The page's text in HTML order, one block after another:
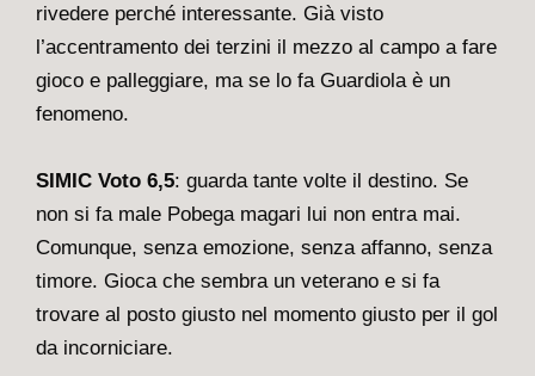
rivedere perché interessante. Già visto
l’accentramento dei terzini il mezzo al campo a fare
gioco e palleggiare, ma se lo fa Guardiola è un
fenomeno.
SIMIC Voto 6,5: guarda tante volte il destino. Se
non si fa male Pobega magari lui non entra mai.
Comunque, senza emozione, senza affanno, senza
timore. Gioca che sembra un veterano e si fa
trovare al posto giusto nel momento giusto per il gol
da incorniciare.